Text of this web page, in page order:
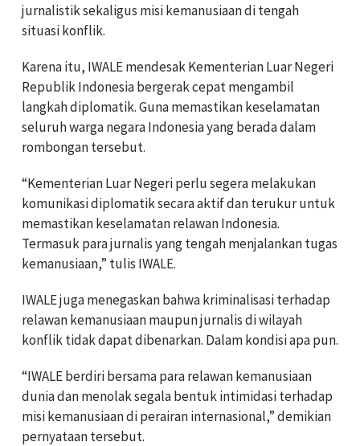
jurnalistik sekaligus misi kemanusiaan di tengah
situasi konflik.
Karena itu, IWALE mendesak Kementerian Luar Negeri
Republik Indonesia bergerak cepat mengambil
langkah diplomatik. Guna memastikan keselamatan
seluruh warga negara Indonesia yang berada dalam
rombongan tersebut.
“Kementerian Luar Negeri perlu segera melakukan
komunikasi diplomatik secara aktif dan terukur untuk
memastikan keselamatan relawan Indonesia.
Termasuk para jurnalis yang tengah menjalankan tugas
kemanusiaan,” tulis IWALE.
IWALE juga menegaskan bahwa kriminalisasi terhadap
relawan kemanusiaan maupun jurnalis di wilayah
konflik tidak dapat dibenarkan. Dalam kondisi apa pun.
“IWALE berdiri bersama para relawan kemanusiaan
dunia dan menolak segala bentuk intimidasi terhadap
misi kemanusiaan di perairan internasional,” demikian
pernyataan tersebut.